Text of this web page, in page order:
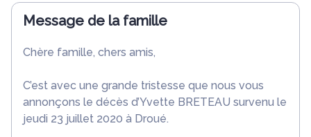
Message de la famille
Chère famille, chers amis,
C’est avec une grande tristesse que nous vous
annonçons le décès d’Yvette BRETEAU survenu le
jeudi 23 juillet 2020 à Droué.